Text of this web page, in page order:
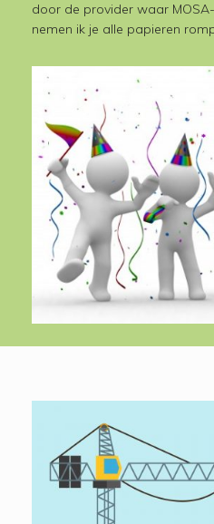
door de provider waar
nemen ik je alle papieren